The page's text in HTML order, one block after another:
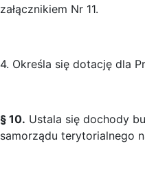
załącznikiem Nr 11.
4. Określa się dotację dla
§ 10. Ustala się dochody
samorządu terytorialnego